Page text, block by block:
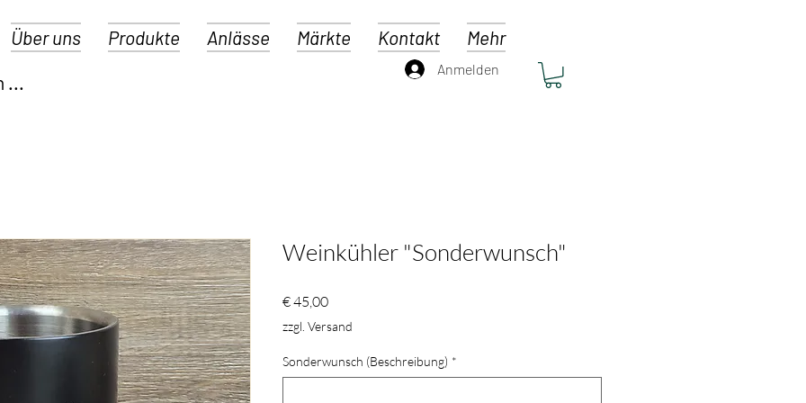
Über uns Produkte Anlässe Märkte Kontakt Mehr
Anmelden
Weinkühler "Sonderwunsch"
€ 45,00Preis
zzgl. Versand
Sonderwunsch (Beschreibung) *